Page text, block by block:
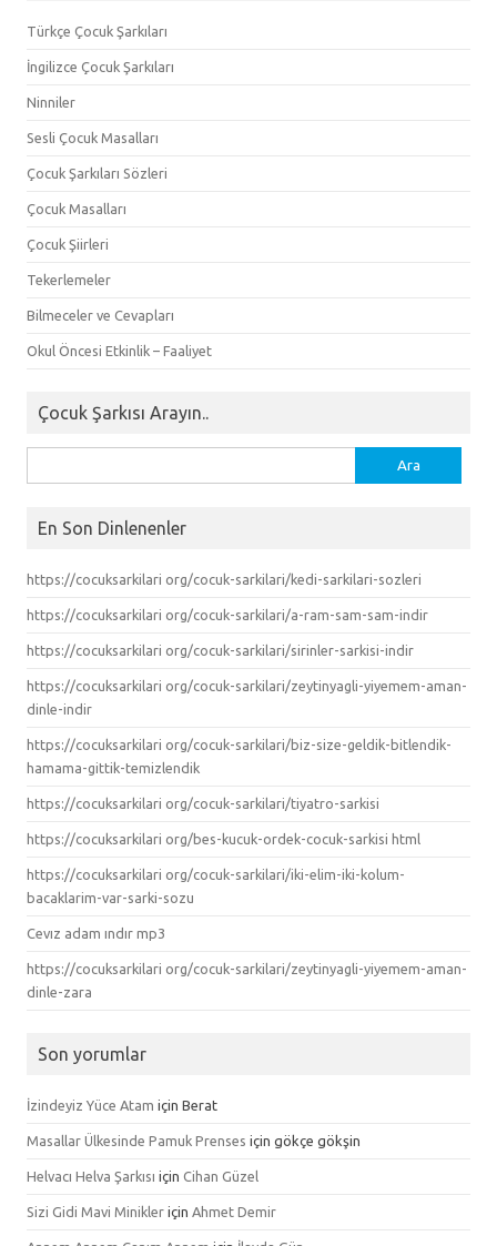
Türkçe Çocuk Şarkıları
İngilizce Çocuk Şarkıları
Ninniler
Sesli Çocuk Masalları
Çocuk Şarkıları Sözleri
Çocuk Masalları
Çocuk Şiirleri
Tekerlemeler
Bilmeceler ve Cevapları
Okul Öncesi Etkinlik – Faaliyet
Çocuk Şarkısı Arayın..
En Son Dinlenenler
https://cocuksarkilari org/cocuk-sarkilari/kedi-sarkilari-sozleri
https://cocuksarkilari org/cocuk-sarkilari/a-ram-sam-sam-indir
https://cocuksarkilari org/cocuk-sarkilari/sirinler-sarkisi-indir
https://cocuksarkilari org/cocuk-sarkilari/zeytinyagli-yiyemem-aman-
dinle-indir
https://cocuksarkilari org/cocuk-sarkilari/biz-size-geldik-bitlendik-
hamama-gittik-temizlendik
https://cocuksarkilari org/cocuk-sarkilari/tiyatro-sarkisi
https://cocuksarkilari org/bes-kucuk-ordek-cocuk-sarkisi html
https://cocuksarkilari org/cocuk-sarkilari/iki-elim-iki-kolum-
bacaklarim-var-sarki-sozu
Cevız adam ındır mp3
https://cocuksarkilari org/cocuk-sarkilari/zeytinyagli-yiyemem-aman-
dinle-zara
Son yorumlar
İzindeyiz Yüce Atam için Berat
Masallar Ülkesinde Pamuk Prenses için gökçe gökşin
Helvacı Helva Şarkısı için Cihan Güzel
Sizi Gidi Mavi Minikler için Ahmet Demir